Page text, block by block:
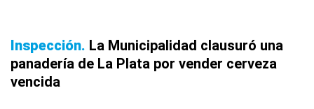
Inspección La Municipalidad clausuró una
panadería de La Plata por vender cerveza
vencida